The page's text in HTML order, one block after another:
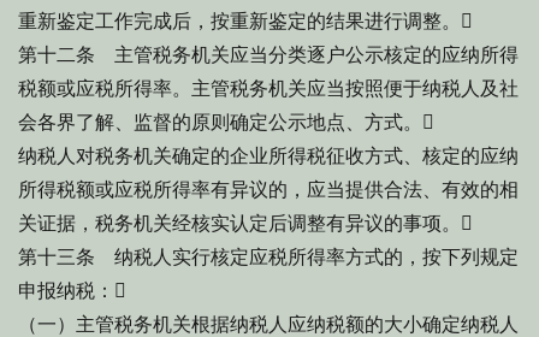
重新鉴定工作完成后，按重新鉴定的结果进行调整。
第十二条 主管税务机关应当分类逐户公示核定的应纳所得
税额或应税所得率。主管税务机关应当按照便于纳税人及社
会各界了解、监督的原则确定公示地点、方式。
纳税人对税务机关确定的企业所得税征收方式、核定的应纳
所得税额或应税所得率有异议的，应当提供合法、有效的相
关证据，税务机关经核实认定后调整有异议的事项。
第十三条 纳税人实行核定应税所得率方式的，按下列规定
申报纳税：
（一）主管税务机关根据纳税人应纳税额的大小确定纳税人